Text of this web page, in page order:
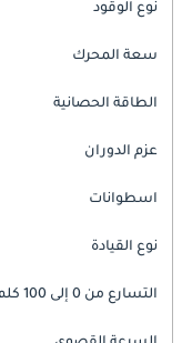
نوع الوقود
سعة المحرك
الطاقة الحصانية
عزم الدوران
اسطوانات
نوع القيادة
التسارع من 0 إلى 100 كلم بالساعة